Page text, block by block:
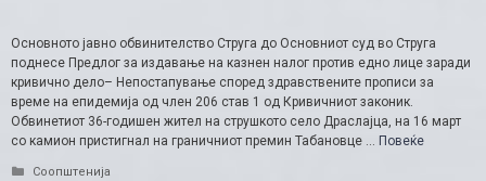
Основното јавно обвинителство Струга до Основниот суд во Струга
поднесе Предлог за издавање на казнен налог против едно лице заради
кривично дело– Непостапување според здравствените прописи за
време на епидемија од член 206 став 1 од Кривичниот законик.
Обвинетиот 36-годишен жител на струшкото село Драслајца, на 16 март
со камион пристигнал на граничниот премин Табановце … Повеќе
Categories
Соопштенија